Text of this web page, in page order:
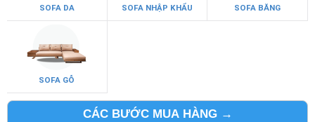
SOFA DA SOFA NHẬP KHẨU SOFA BĂNG
SOFA GỖ
CÁC BƯỚC MUA HÀNG →